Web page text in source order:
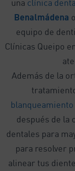
una clínica
Benalmádena
equipo de
Clínicas Queipo
Además de la
después de la
dentales para
para resolver
alinear tus